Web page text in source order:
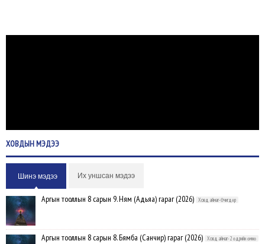
ХОВДЫНМЭДЭЭ
Шинэ мэдээ Их уншсан мэдээ
Аргын тооллын 8 сарын 9. Ням (Адьяа) гараг (2026) Ховд аймаг-Өчигдөр
Аргын тооллын 8 сарын 8. Бямба (Санчир) гараг (2026) Ховд аймаг-2 өдрийн өмнө